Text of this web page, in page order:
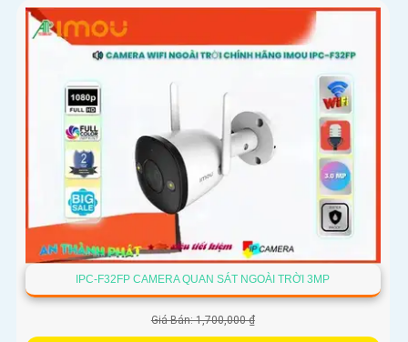
IPC-F32FP CAMERA QUAN SÁT NGOÀI TRỜI 3MP
Giá Bán: 1,700,000 ₫